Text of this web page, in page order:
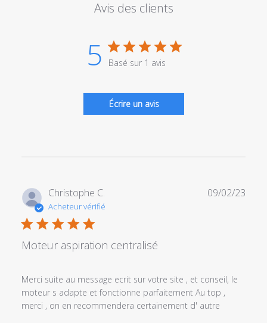
Avis des clients
5 Basé sur 1 avis
Écrire un avis
Christophe C.
Acheteur vérifié
Moteur aspiration centralisé
Merci suite au message ecrit sur votre site , et conseil, le
moteur s adapte et fonctionne parfaitement Au top ,
merci , on en recommendera certainement d' autre
09/02/23